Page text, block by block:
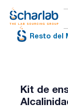
Resto del
Kit de